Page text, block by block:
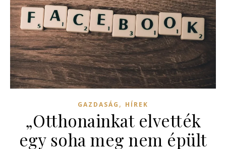
GAZDASÁG , HÍREK
„Otthonainkat elvették
egy soha meg nem épült